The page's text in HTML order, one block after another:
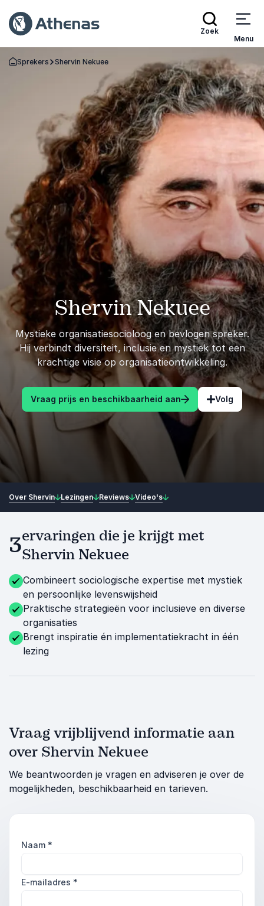
Zoek
Menu
Terug naar de startpagina
Sprekers Shervin Nekuee
Shervin Nekuee
Mystieke organisatiesocioloog en bevlogen spreker.
Hij verbindt diversiteit, inclusie en mystiek tot een
krachtige visie op organisatieontwikkeling.
Vraag prijs en beschikbaarheid aan Volg
Over Shervin Lezingen Reviews Video's
3ervaringen die je krijgt met
Shervin Nekuee
Combineert sociologische expertise met mystiek
en persoonlijke levenswijsheid
Praktische strategieën voor inclusieve en diverse
organisaties
Brengt inspiratie én implementatiekracht in één
lezing
Vraag vrijblijvend informatie aan
over Shervin Nekuee
We beantwoorden je vragen en adviseren je over de
mogelijkheden, beschikbaarheid en tarieven.
Naam *
E-mailadres *